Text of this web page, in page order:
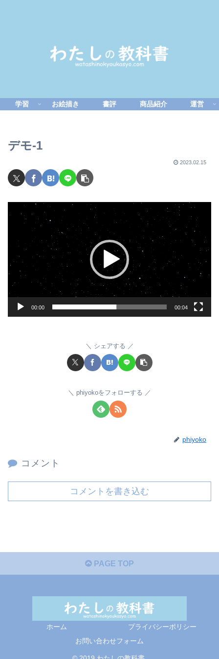
学習 お絵描き 書評 商品紹介 運営
デモ-1
2023.02.15
ー
ヤ
00:00 00:04
シェアする
phiyokoをフォローする
phiyoko
コメント
コメントを書き込む
PAGE TOP
ホーム
プライバシーポリシー
お問い合わせフォーム